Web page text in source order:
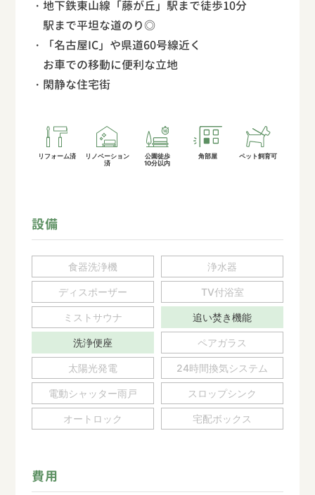
・地下鉄東山線「藤が丘」駅まで徒歩10分
駅まで平坦な道のり◎
・「名古屋IC」や県道60号線近く
お車での移動に便利な立地
・閑静な住宅街
リフォーム済
リノベーション
済
公園徒歩
10分以内
角部屋 ペット飼育可
設備
食器洗浄機 浄水器
ディスポーザー TV付浴室
ミストサウナ 追い焚き機能
洗浄便座 ペアガラス
太陽光発電 24時間換気システム
電動シャッター雨戸 スロップシンク
オートロック 宅配ボックス
費用